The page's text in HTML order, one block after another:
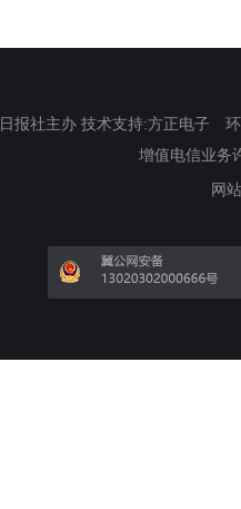
报社主办 技术支持:方正电子
增值电信业务
网